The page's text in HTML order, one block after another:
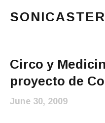
SONICASTER
Circo y
proyecto de
June 30, 2009